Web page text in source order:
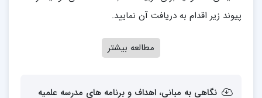
پیوند زیر اقدام به دریافت آن نمایید.
مطالعه بیشتر
نگاهی به مبانی، اهداف و برنامه های مدرسه علمیه